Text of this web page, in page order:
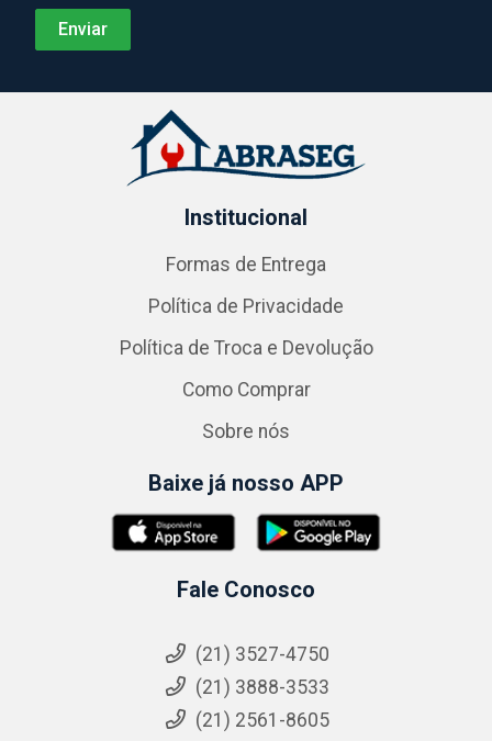
Institucional
Formas de Entrega
Política de Privacidade
Política de Troca e Devolução
Como Comprar
Sobre nós
Baixe já nosso APP
Fale Conosco
(21) 3527-4750
(21) 3888-3533
(21) 2561-8605